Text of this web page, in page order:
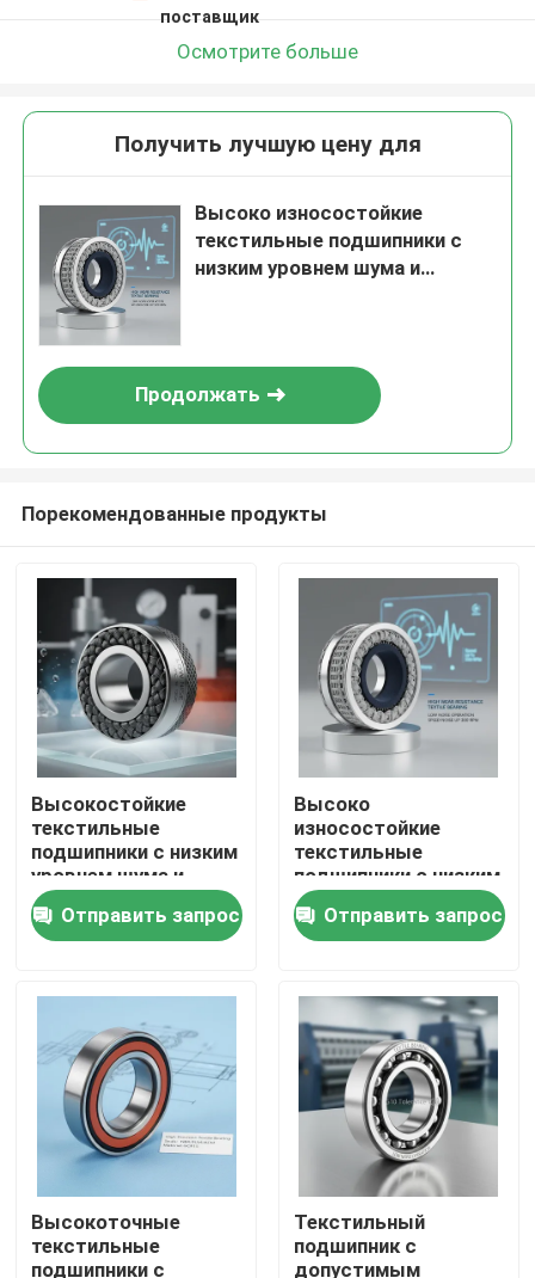
Дом
Продукты
О нас
поставщик
Осмотрите больше
Получить лучшую цену для
Высоко износостойкие
текстильные подшипники с
низким уровнем шума и
Продолжать
Порекомендованные продукты
Высокостойкие
текстильные
подшипники с низким
уровнем шума и
широким диапазоном
температур от -40°C
до 120°C
Отправить запрос
Высоко
износостойкие
текстильные
подшипники с низким
уровнем шума и
скоростью до 3000
оборотов в минуту
приборов
Отправить запрос
Высокоточные
текстильные
подшипники с
Текстильный
подшипник с
допустимым